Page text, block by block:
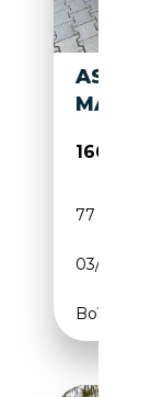
MARK
166
77 000 km
03/1958
Boîte